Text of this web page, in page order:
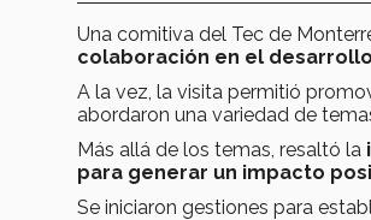
Una comitiva del Tec de
colaboración en el
A la vez, la visita permitió
abordaron una variedad de
Más allá de los temas, resaltó la
para generar un impacto
Se iniciaron gestiones para